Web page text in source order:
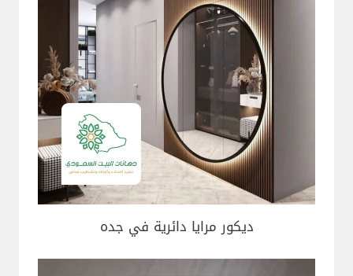
ديكور مرايا دائرية في جده